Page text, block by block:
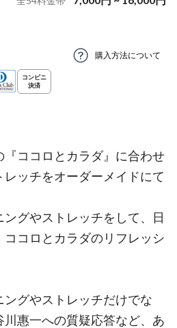
購入方法について
ココロとカラダ』に合わせ
ッチをオーダーメイドにて
グやストレッチをして、日
コロとカラダのリフレッシ
グやストレッチだけでな
川惠一への質疑応答など、あ